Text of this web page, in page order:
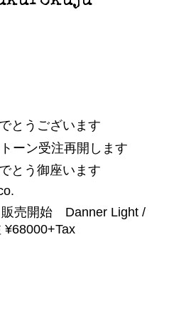
とうございます
ーン受注再開します
とう御座います
販売開始 Danner Light /
¥68000+Tax